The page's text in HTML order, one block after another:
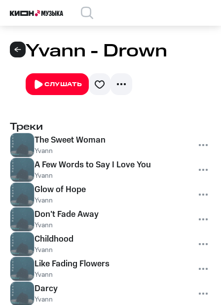
Yvann - Drown
СЛУШАТЬ
Треки
The Sweet Woman
Yvann
A Few Words to Say I Love You
Yvann
Glow of Hope
Yvann
Don't Fade Away
Yvann
Childhood
Yvann
Like Fading Flowers
Yvann
Darcy
Yvann